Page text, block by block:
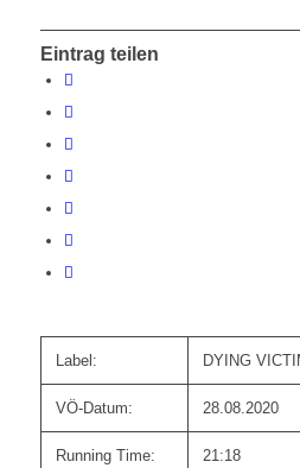
Eintrag teilen
Label: DYING
VÖ-Datum: 28.08.2020
Running Time: 21:18